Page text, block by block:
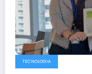
TECNOLOGIA